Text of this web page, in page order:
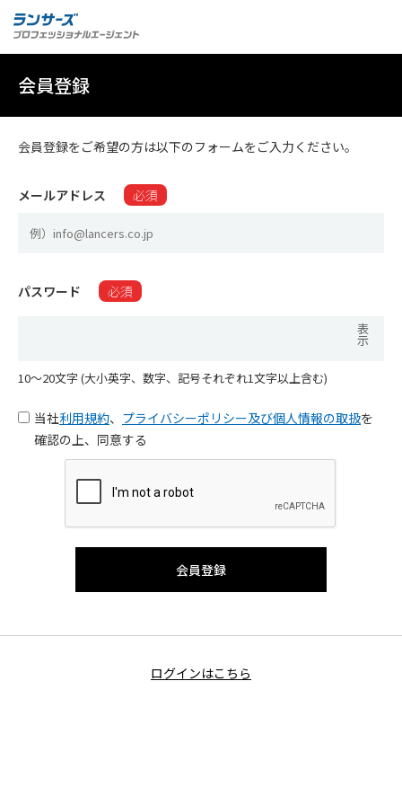
会員登録
会員登録をご希望の方は以下のフォームをご入力ください。
メールアドレス 必須
パスワード 必須
表
示
10〜20文字 (大小英字、数字、記号それぞれ1文字以上含む)
当社利用規約、 プライバシーポリシー及び個人情報の取扱を
確認の上、同意する
ログインはこちら